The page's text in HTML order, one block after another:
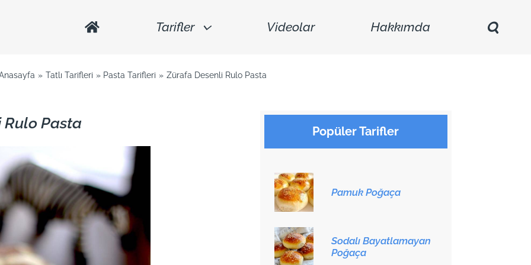
Tarifler Videolar Hakkımda
Tatlı Tarifleri Pasta Tarifleri Zürafa Desenli Rulo Pasta
Pasta Popüler Tarifler
Pamuk Poğaça
Sodalı Bayatlamayan
Poğaça